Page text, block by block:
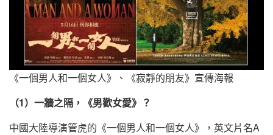
《一個男人和一個女人》、《寂靜的朋友》宣傳海報
（1）一牆之隔，《男歡女愛》？
中國大陸導演管虎的《一個男人和一個女人》，英文片名A